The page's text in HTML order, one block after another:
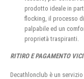
prodotto ideale in
flocking, il processo
palpabile ed un
proprietà traspiranti.
RITIRO E PAGAMENTO
Decathlonclub è un